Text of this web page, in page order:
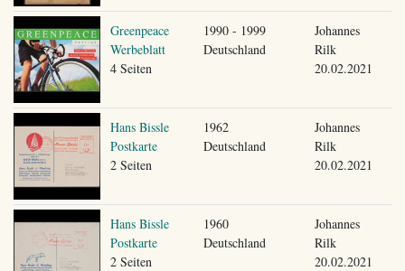
Greenpeace
Werbeblatt
4 Seiten
1990 - 1999
Deutschland
Johannes
Rilk
20.02.2021
Hans Bissle
Postkarte
2 Seiten
1962
Deutschland
Johannes
Rilk
20.02.2021
Hans Bissle
Postkarte
2 Seiten
1960
Deutschland
Johannes
Rilk
20.02.2021